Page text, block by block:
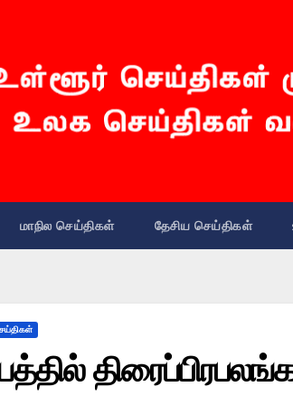
மாநில செய்திகள் தேசிய செய்திகள்